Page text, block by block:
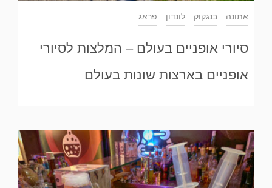
אתונה בנגקוק לונדון פראג
סיורי אופניים בעולם – המלצות לסיורי
אופניים בארצות שונות בעולם